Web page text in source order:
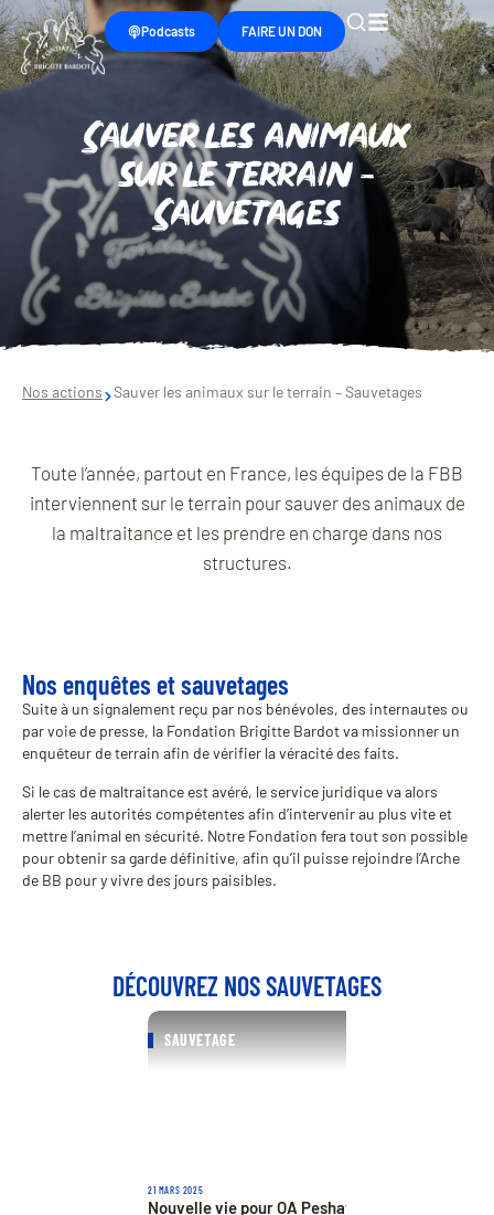
Podcasts FAIRE UN DON
Sauver les animaux
sur le terrain -
Sauvetages
Nos actions Sauver les animaux sur le terrain – Sauvetages
Toute l’année, partout en France, les équipes de la FBB
interviennent sur le terrain pour sauver des animaux de
la maltraitance et les prendre en charge dans nos
structures.
Nos enquêtes et sauvetages
Suite à un signalement reçu par nos bénévoles, des internautes ou
par voie de presse, la Fondation Brigitte Bardot va missionner un
enquêteur de terrain afin de vérifier la véracité des faits.
Si le cas de maltraitance est avéré, le service juridique va alors
alerter les autorités compétentes afin d’intervenir au plus vite et
mettre l’animal en sécurité. Notre Fondation fera tout son possible
pour obtenir sa garde définitive, afin qu’il puisse rejoindre l’Arche
de BB pour y vivre des jours paisibles.
DÉCOUVREZ NOS SAUVETAGES
SAUVETAGE
21 MARS 2025
Nouvelle vie pour OA Peshawar